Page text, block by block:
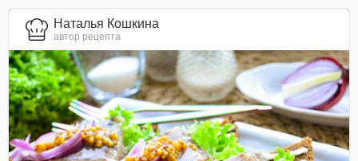
Наталья Кошкина
автор рецепта